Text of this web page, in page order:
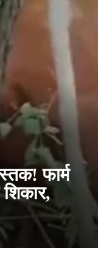
फार्म